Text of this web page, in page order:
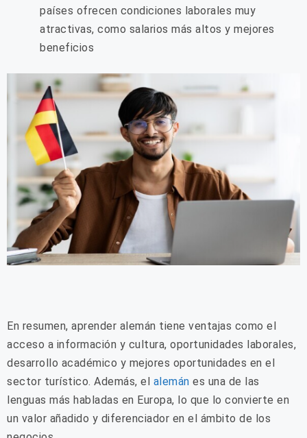
países ofrecen condiciones laborales muy
atractivas, como salarios más altos y mejores
beneficios
En resumen, aprender alemán tiene ventajas como el
acceso a información y cultura, oportunidades laborales,
desarrollo académico y mejores oportunidades en el
sector turístico. Además, el alemán es una de las
lenguas más habladas en Europa, lo que lo convierte en
un valor añadido y diferenciador en el ámbito de los